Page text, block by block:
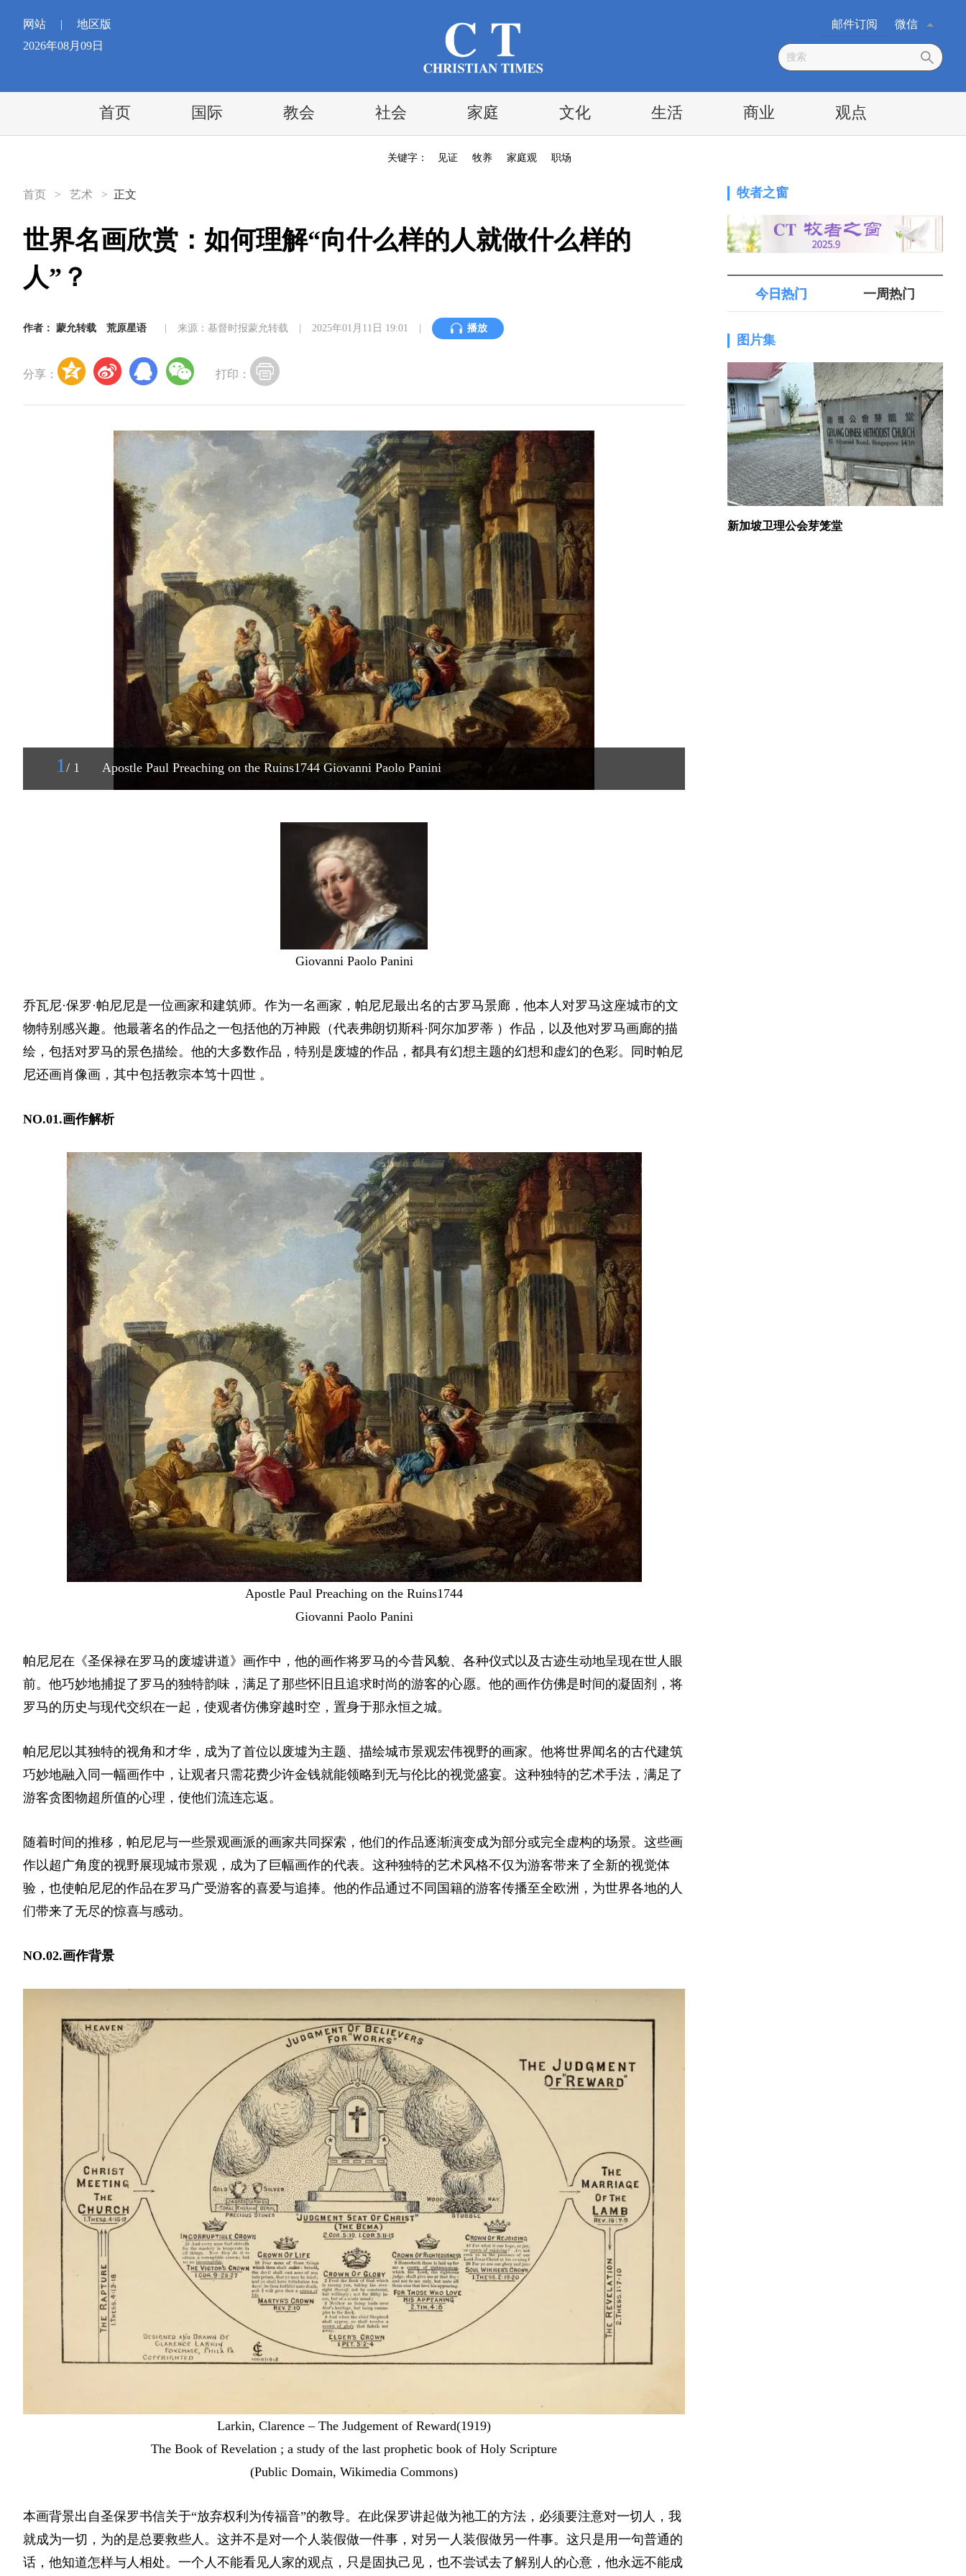
网站 |
地区版
2026年08月09日
微信
邮件订阅
首页 国际 教会 社会 家庭 文化 生活 商业 观点
关键字： 见证 牧养 家庭观 职场
首页 > 艺术 > 正文
世界名画欣赏：如何理解“向什么样的人就做什么样的
人”？
作者： 蒙允转载 荒原星语 来源：基督时报蒙允转载 2025年01月11日 19:01 播放
分享： 打印：
1 / 1 Apostle Paul Preaching on the Ruins1744 Giovanni Paolo Panini
Giovanni Paolo Panini
乔瓦尼·保罗·帕尼尼是一位画家和建筑师。作为一名画家，帕尼尼最出名的古罗马景廊，他本人对罗马这座城市的文
物特别感兴趣。他最著名的作品之一包括他的万神殿（代表弗朗切斯科·阿尔加罗蒂 ）作品，以及他对罗马画廊的描
绘，包括对罗马的景色描绘。他的大多数作品，特别是废墟的作品，都具有幻想主题的幻想和虚幻的色彩。同时帕尼
尼还画肖像画，其中包括教宗本笃十四世 。
NO.01.画作解析
Apostle Paul Preaching on the Ruins1744
Giovanni Paolo Panini
帕尼尼在《圣保禄在罗马的废墟讲道》画作中，他的画作将罗马的今昔风貌、各种仪式以及古迹生动地呈现在世人眼
前。他巧妙地捕捉了罗马的独特韵味，满足了那些怀旧且追求时尚的游客的心愿。他的画作仿佛是时间的凝固剂，将
罗马的历史与现代交织在一起，使观者仿佛穿越时空，置身于那永恒之城。
帕尼尼以其独特的视角和才华，成为了首位以废墟为主题、描绘城市景观宏伟视野的画家。他将世界闻名的古代建筑
巧妙地融入同一幅画作中，让观者只需花费少许金钱就能领略到无与伦比的视觉盛宴。这种独特的艺术手法，满足了
游客贪图物超所值的心理，使他们流连忘返。
随着时间的推移，帕尼尼与一些景观画派的画家共同探索，他们的作品逐渐演变成为部分或完全虚构的场景。这些画
作以超广角度的视野展现城市景观，成为了巨幅画作的代表。这种独特的艺术风格不仅为游客带来了全新的视觉体
验，也使帕尼尼的作品在罗马广受游客的喜爱与追捧。他的作品通过不同国籍的游客传播至全欧洲，为世界各地的人
们带来了无尽的惊喜与感动。
NO.02.画作背景
Larkin, Clarence – The Judgement of Reward(1919)
The Book of Revelation ; a study of the last prophetic book of Holy Scripture
(Public Domain, Wikimedia Commons)
本画背景出自圣保罗书信关于“放弃权利为传福音”的教导。在此保罗讲起做为祂工的方法，必须要注意对一切人，我
就成为一切，为的是总要救些人。这并不是对一个人装假做一件事，对另一人装假做另一件事。这只是用一句普通的
话，他知道怎样与人相处。一个人不能看见人家的观点，只是固执己见，也不尝试去了解别人的心意，他永远不能成
牧者之窗
今日热门 一周热门
图片集
新加坡卫理公会芽笼堂